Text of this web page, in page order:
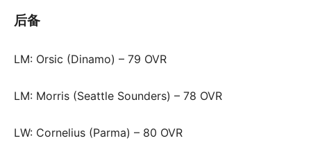
后备
LM: Orsic (Dinamo) – 79 OVR
LM: Morris (Seattle Sounders) – 78 OVR
LW: Cornelius (Parma) – 80 OVR